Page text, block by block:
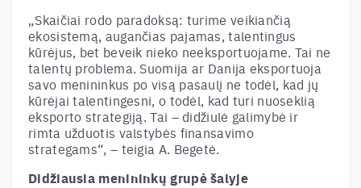
„Skaičiai rodo paradoksą: turime veikiančią
ekosistemą, augančias pajamas, talentingus
kūrėjus, bet beveik nieko neeksportuojame. Tai ne
talentų problema. Suomija ar Danija eksportuoja
savo menininkus po visą pasaulį ne todėl, kad jų
kūrėjai talentingesni, o todėl, kad turi nuoseklią
eksporto strategiją. Tai – didžiulė galimybė ir
rimta užduotis valstybės finansavimo
strategams“, – teigia A. Begetė.
Didžiausia menininkų grupė šalyje